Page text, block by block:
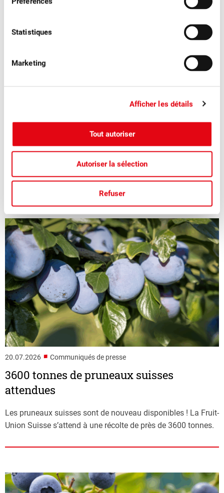
Statistiques
Marketing
Afficher les détails
Tout autoriser
Autoriser la sélection
Refuser
Communiqués de presse, Fruits à table
Les pruneaux suisses pour voir la vie en
La saison des pruneaux suisses juteux et aromatiques bat
20.07.2026 ■ Communiqués de presse
3600 tonnes de pruneaux suisses
attendues
Les pruneaux suisses sont de nouveau disponibles ! La Fruit-
Union Suisse s’attend à une récolte de près de 3600 tonnes.